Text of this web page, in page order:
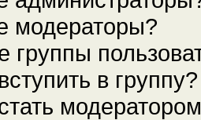
модераторы?
группы
в группу?